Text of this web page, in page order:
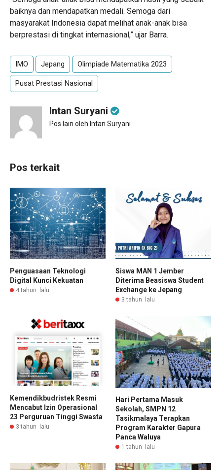
baiknya dan mendapatkan medali. Semoga dari
masyarakat Indonesia dapat melihat anak-anak bisa
berprestasi di tingkat internasional,” ujar Barra.
IMO Jepang Olimpiade Matematika 2023
Pusat Prestasi Nasional
Intan Suryani
Pos lain oleh Intan Suryani
Pos terkait
Penguasaan Teknologi
Digital Kunci Kekuatan
4 tahun lalu
Siswa MAN 1 Jember
Diterima Beasiswa Student
Exchange ke Jepang
3 tahun lalu
Kemendikbudristek Resmi
Mencabut Izin Operasional
23 Perguruan Tinggi Swasta
3 tahun lalu
Hari Pertama Masuk
Sekolah, SMPN 12
Tasikmalaya Terapkan
Program Karakter Gapura
Panca Waluya
1 tahun lalu